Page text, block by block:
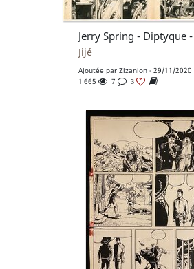
Jijé
Ajoutée par Zizanion - 29/11/2020
1 665
7 3